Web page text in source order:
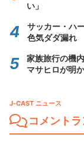
い」
サッカー・ハ
色気ダダ漏れ
家族旅行の機
マサヒロが明
J-CAST ニュース
コメント